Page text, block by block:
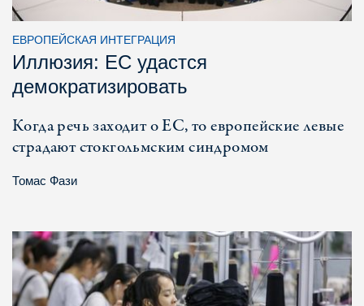
ЕВРОПЕЙСКАЯ ИНТЕГРАЦИЯ
Иллюзия: ЕС удастся
демократизировать
Когда речь заходит о ЕС, то европейские левые
страдают стокгольмским синдромом
Томас Фази